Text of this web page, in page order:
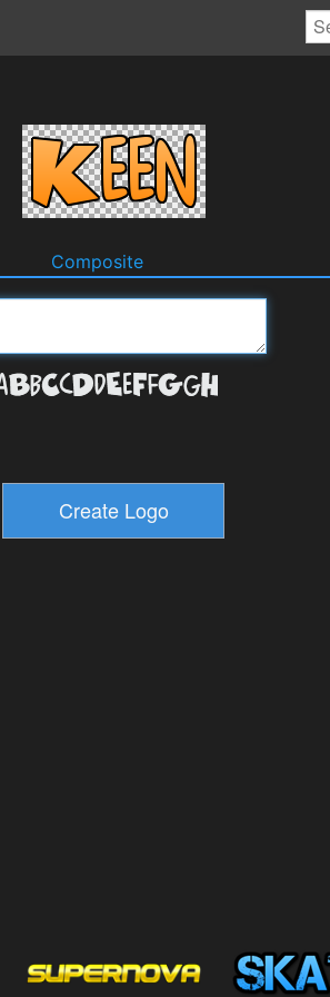
Composite